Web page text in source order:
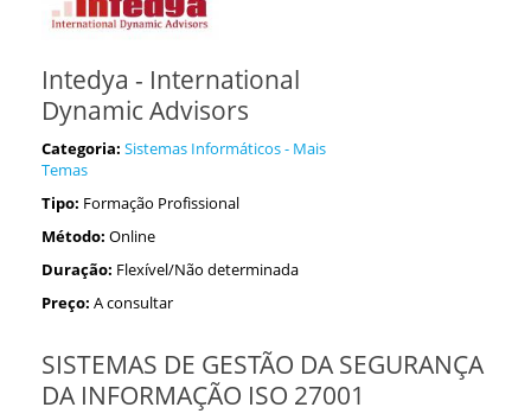
Intedya - International
Dynamic Advisors
Categoria: Sistemas Informáticos - Mais
Temas
Tipo: Formação Profissional
Método: Online
Duração: Flexível/Não determinada
Preço: A consultar
SISTEMAS DE GESTÃO DA SEGURANÇA
DA INFORMAÇÃO ISO 27001